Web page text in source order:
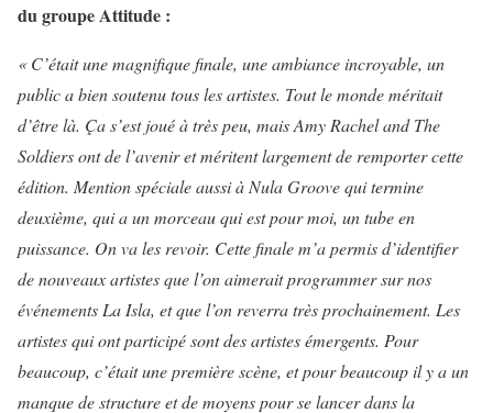
du groupe Attitude :
« C’était une magnifique finale, une ambiance incroyable, un
public a bien soutenu tous les artistes. Tout le monde méritait
d’être là. Ça s’est joué à très peu, mais Amy Rachel and The
Soldiers ont de l’avenir et méritent largement de remporter cette
édition. Mention spéciale aussi à Nula Groove qui termine
deuxième, qui a un morceau qui est pour moi, un tube en
puissance. On va les revoir. Cette finale m’a permis d’identifier
de nouveaux artistes que l’on aimerait programmer sur nos
événements La Isla, et que l’on reverra très prochainement. Les
artistes qui ont participé sont des artistes émergents. Pour
beaucoup, c’était une première scène, et pour beaucoup il y a un
manque de structure et de moyens pour se lancer dans la